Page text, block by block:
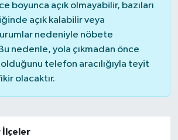
boyunca açık olmayabilir, bazıları
açık kalabilir veya
nedeniyle nöbete
nedenle, yola çıkmadan önce
telefon aracılığıyla teyit
olacaktır.
İlçeler